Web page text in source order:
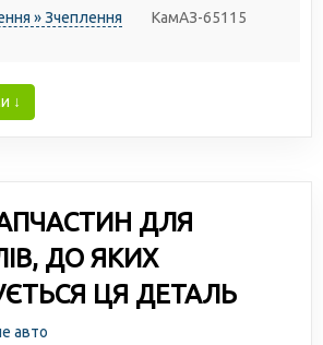
» Зчеплення КамАЗ-65115
↓
ДЛЯ
ДО ЯКИХ
ЦЯ ДЕТАЛЬ
авто